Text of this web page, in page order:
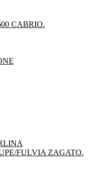
CABRIO.
FULVIA ZAGATO.